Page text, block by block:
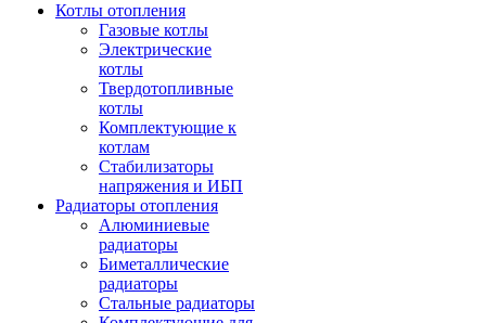
Котлы отопления
Газовые котлы
Электрические
котлы
Твердотопливные
котлы
Комплектующие к
котлам
Стабилизаторы
напряжения и ИБП
Радиаторы отопления
Алюминиевые
радиаторы
Биметаллические
радиаторы
Стальные радиаторы